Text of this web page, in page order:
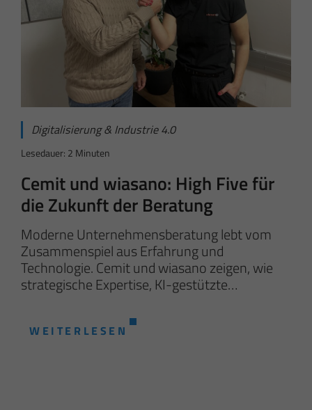
Digitalisierung & Industrie 4.0
Lesedauer: 2 Minuten
Cemit und wiasano: High Five für
die Zukunft der Beratung
Moderne Unternehmensberatung lebt vom
Zusammenspiel aus Erfahrung und
Technologie. Cemit und wiasano zeigen, wie
strategische Expertise, KI-gestützte…
WEITERLESEN